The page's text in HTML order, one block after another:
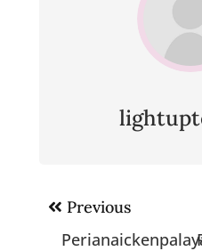
Post
navigation
Previous